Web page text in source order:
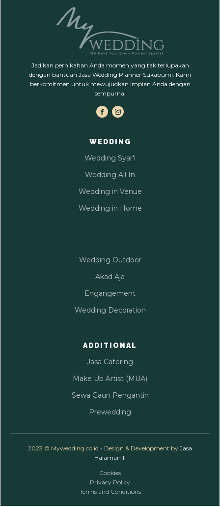
Jadikan pernikahan Anda momen yang tak terlupakan
dengan bantuan Jasa Wedding Planner Sukabumi. Kami
berkomitmen untuk mewujudkan impian Anda dengan
sempurna.
WEDDING
Wedding Syar'i
Wedding All In
Wedding in Venue
Wedding in Home
Wedding Outdoor
Akad Aja
Engangement
Wedding Decoration
ADDITIONAL
Jasa Catering
Make Up Artist (MUA)
Sewa Gaun Pengantin
Prewedding
2023 © Mywedding.co.id - Design & Development by Jasa
Halaman 1
Cookies
Privacy Policy
Terms and Conditions